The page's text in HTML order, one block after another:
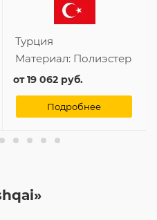
Турция
Материал: Полиэстер
от19 062 руб.
Подробнее